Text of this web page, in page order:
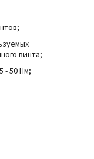
винта;
- 50 Нм;